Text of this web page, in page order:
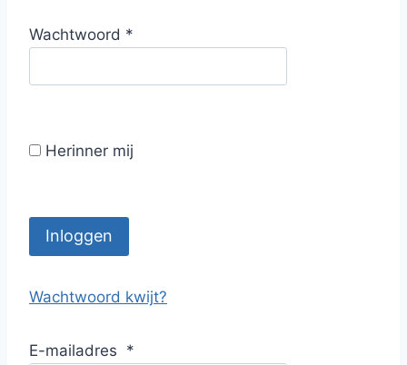
t
Wachtwoord *
r
Herinner mij
Inloggen
Wachtwoord kwijt?
E-mailadres *